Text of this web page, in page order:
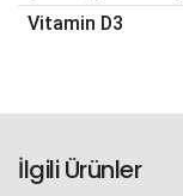
Vitamin D3
İlgili Ürünler